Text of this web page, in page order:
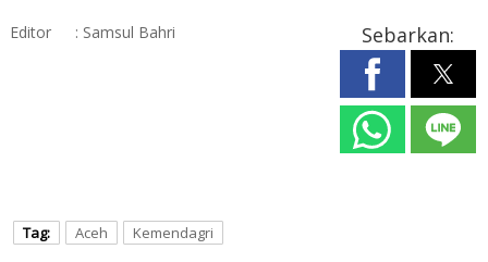
Editor : Samsul Bahri Sebarkan:
Tag: Aceh Kemendagri